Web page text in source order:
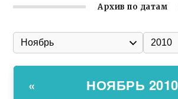
Архив по датам
« НОЯБРЬ 2010